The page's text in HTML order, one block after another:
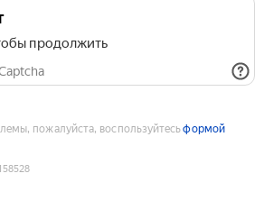
продолжить
пожалуйста, воспользуйтесьформой